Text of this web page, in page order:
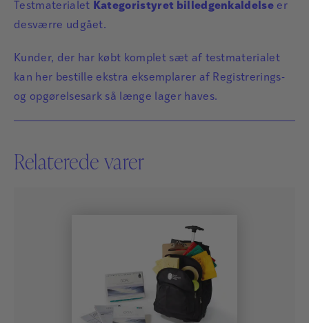
Kasper Jørgensen
Kasper Jørgensen er klinisk neuropsykolog på
Neurocentret Rigshospitalet. Han har især arbejdet
med validering af neuropsykologiske test, demens og
psykometri.
Læs mere
Asmus Vogel er autoriseret neuropsykolog og arbejder
som kliniker og forsker på Nationalt Videnscenter for
Demens. Han underviser også i neuropsykologi på
Københavns Universitet. Hans primære
Testmaterialet Kategoristyret billedgenkaldelse er
desværre udgået.
Kunder, der har købt komplet sæt af testmaterialet
kan her bestille ekstra eksemplarer af Registrerings-
og opgørelsesark så længe lager haves.
Relaterede varer